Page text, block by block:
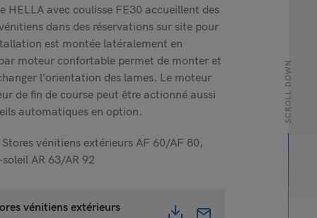
avec coulisse FE30 accueillent des
dans des réservations sur site pour
est montée latéralement en
moteur confortable permet de monter et
l'orientation des lames. Le moteur
de fin de course peut être actionné aussi
automatiques en option.
vénitiens extérieurs AF 60/AF 80,
AR 63/AR 92
vénitiens extérieurs
SCROLL DOWN